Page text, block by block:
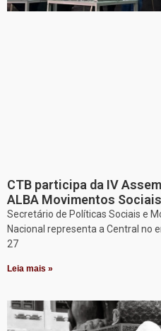
CTB participa da IV
ALBA Movimentos
Secretário de Políticas Sociais e
Nacional representa a Central no
27
Leia mais »